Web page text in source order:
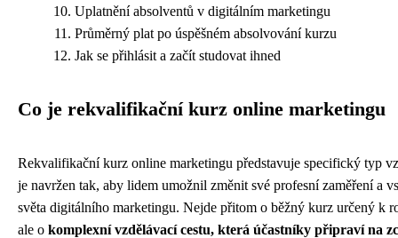
Uplatnění absolventů v digitálním marketingu
Průměrný plat po úspěšném absolvování kurzu
Jak se přihlásit a začít studovat ihned
Co je rekvalifikační kurz online marketingu
Rekvalifikační kurz online marketingu představuje specifický typ
je navržen tak, aby lidem umožnil změnit své profesní zaměření a
světa digitálního marketingu. Nejde přitom o běžný kurz určený k
ale o komplexní vzdělávací cestu, která účastníky připraví na